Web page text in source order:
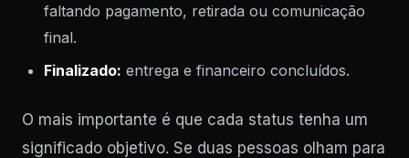
faltando pagamento, retirada ou comunicação
final.
Finalizado: entrega e financeiro concluídos.
O mais importante é que cada status tenha um
significado objetivo. Se duas pessoas olham para